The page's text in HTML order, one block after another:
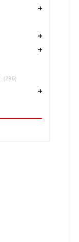
(296)